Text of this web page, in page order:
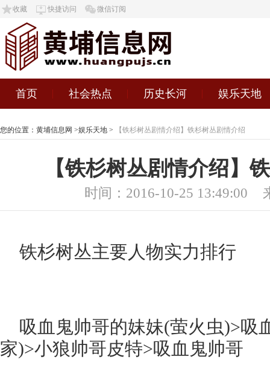
收藏 快捷访问 微信订阅
首页 社会热点 历史长河 娱乐天地
您的位置： 黄埔信息网 >娱乐天地 > 【铁杉树丛剧情介绍】铁杉树丛剧情介绍
【铁杉树丛剧情介绍】
时间：2016-10-25 13:49:00
铁杉树丛主要人物实力排行
吸血鬼帅哥的妹妹(萤火虫)>吸
家)>小狼帅哥皮特>吸血鬼帅哥